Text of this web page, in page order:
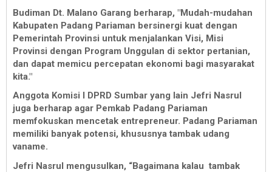
Budiman Dt. Malano Garang berharap, "Mudah-mudahan
Kabupaten Padang Pariaman bersinergi kuat dengan
Pemerintah Provinsi untuk menjalankan Visi, Misi
Provinsi dengan Program Unggulan di sektor pertanian,
dan dapat memicu percepatan ekonomi bagi masyarakat
kita."
Anggota Komisi I DPRD Sumbar yang lain Jefri Nasrul
juga berharap agar Pemkab Padang Pariaman
memfokuskan mencetak entrepreneur. Padang Pariaman
memiliki banyak potensi, khususnya tambak udang
vaname.
Jefri Nasrul mengusulkan, “Bagaimana kalau tambak